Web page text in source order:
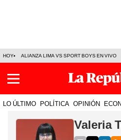
HOY ALIANZA LIMA VS SPORT BOYS EN VIVO
LO ÚLTIMO POLÍTICA OPINIÓN
Valeria